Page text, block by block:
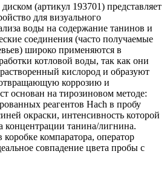
(артикул 193701) представляет
для визуального
воды на содержание танинов и
соединения (часто получаемые
широко применяются в
котловой воды, так как они
кислород и образуют
коррозию и
основан на тирозиновом методе:
реагентов Hach в пробу
окраски, интенсивность которой
концентрации танина/лигнина.
компаратора, оператор
совпадение цвета пробы с